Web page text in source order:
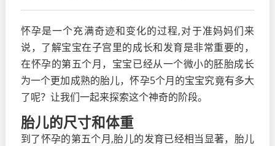
怀孕是一个充满奇迹和变化的过程,对于准妈妈们来
说，了解宝宝在子宫里的成长和发育是非常重要的，
在怀孕的第五个月，宝宝已经从一个微小的胚胎成长
为一个更加成熟的胎儿，怀孕5个月的宝宝究竟有多大
了呢？让我们一起来探索这个神奇的阶段。
胎儿的尺寸和体重
到了怀孕的第五个月,胎儿的发育已经相当显著，胎儿